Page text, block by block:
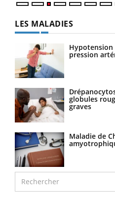
LES MALADIES
pression
globules
graves
Maladie de